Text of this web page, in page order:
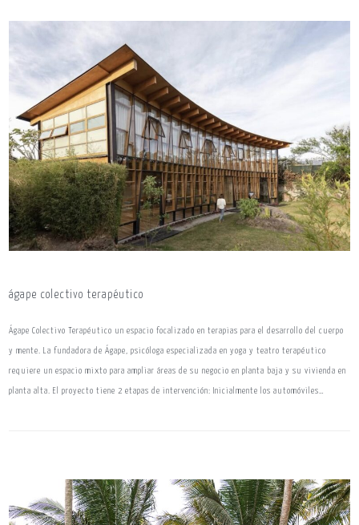
ágape colectivo terapéutico
Ágape Colectivo Terapéutico un espacio focalizado en terapias para el desarrollo del cuerpo
y mente. La fundadora de Ágape, psicóloga especializada en yoga y teatro terapéutico
requiere un espacio mixto para ampliar áreas de su negocio en planta baja y su vivienda en
planta alta. El proyecto tiene 2 etapas de intervención: Inicialmente los automóviles…